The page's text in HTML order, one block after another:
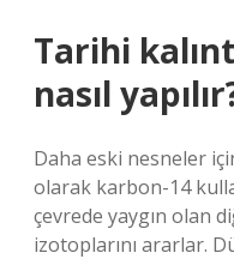
Tarihi
nasıl
Daha eski nesneler
olarak karbon-14
çevrede yaygın olan
izotoplarını ararlar.